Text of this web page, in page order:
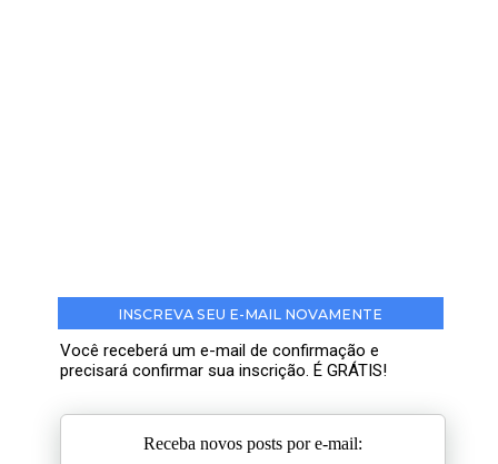
INSCREVA SEU E-MAIL NOVAMENTE
Você receberá um e-mail de confirmação e
precisará confirmar sua inscrição. É GRÁTIS!
Receba novos posts por e-mail: